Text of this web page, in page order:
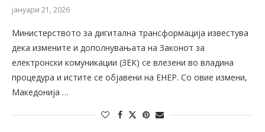
јануари 21, 2026
Министерството за дигитална трансформација известува
дека измените и дополнувањата на Законот за
електронски комуникации (ЗЕК) се влезени во владина
процедура и истите се објавени на ЕНЕР. Со овие измени,
Македонија …